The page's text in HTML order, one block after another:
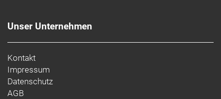
Unser Unternehmen
Kontakt
Impressum
Datenschutz
AGB